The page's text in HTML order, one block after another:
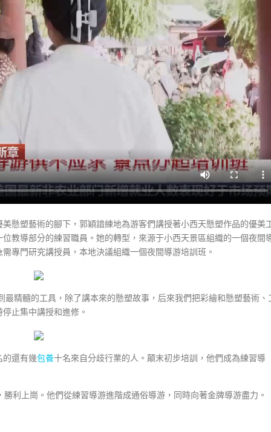
懸塑藝術的腳下，郭穎諳練地為游客們講授著小西天懸塑作品的優美
教導部分的練習職員。她的轉型，來源于小西天景區組織的一個夜間
專門研究講授員，本地決議組織一個夜間導游培訓班。
精髓的工具，除了講本來的懸塑故事，后來我們把彩繪和懸塑藝術、
止集中講授和進修。
的還有幾包養十名來自分歧行業的人。顛末初步培訓，他們成為練習導
利上崗。他們從練習導游進階成通俗導游，同時向著金牌導游盡力。